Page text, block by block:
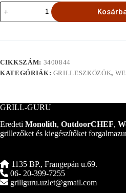
Weber
full
size
57
gömbgrillekhez
mennyiség
CIKKSZÁM: 3400844
KATEGÓRIÁK: GRILLESZKÖZÖK,
GRILL-GURU
Eredeti Monolith, OutdoorCHEF,
grillezőket és kiegészítőket
1135 BP., Frangepán u.69.
06- 20-399-7255
grillguru.uzlet@gmail.com